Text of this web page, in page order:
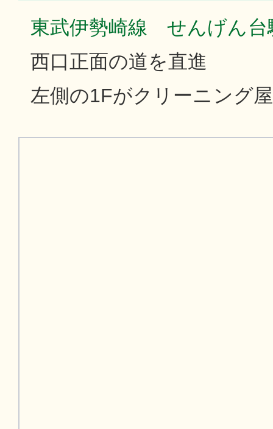
東武伊勢崎線 せんげん
西口正面の道を直進
左側の1Fがクリーニング